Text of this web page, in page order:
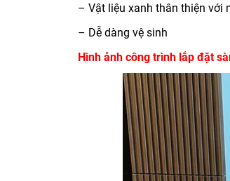
– Vật liệu xanh thân thiện với
– Dễ dàng vệ sinh
Hình ảnh công trình lắp đặt